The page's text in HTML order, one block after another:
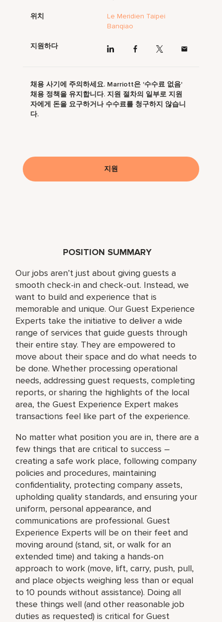
POSITION SUMMARY
Our jobs aren’t just about giving guests a
smooth check-in and check-out. Instead, we
want to build and experience that is
memorable and unique. Our Guest Experience
Experts take the initiative to deliver a wide
range of services that guide guests through
their entire stay. They are empowered to
move about their space and do what needs to
be done. Whether processing operational
needs, addressing guest requests, completing
reports, or sharing the highlights of the local
area, the Guest Experience Expert makes
transactions feel like part of the experience.
No matter what position you are in, there are a
few things that are critical to success –
creating a safe work place, following company
policies and procedures, maintaining
confidentiality, protecting company assets,
upholding quality standards, and ensuring your
uniform, personal appearance, and
communications are professional. Guest
Experience Experts will be on their feet and
moving around (stand, sit, or walk for an
extended time) and taking a hands-on
approach to work (move, lift, carry, push, pull,
and place objects weighing less than or equal
to 10 pounds without assistance). Doing all
these things well (and other reasonable job
duties as requested) is critical for Guest
위치
Le Meridien Taipei
Banqiao
지원하다
채용 사기에 주의하세요. Marriott은 '수수료 없음'
채용 정책을 유지합니다. 지원 절차의 일부로 지원
자에게 돈을 요구하거나 수수료를 청구하지 않습니
다.
지원